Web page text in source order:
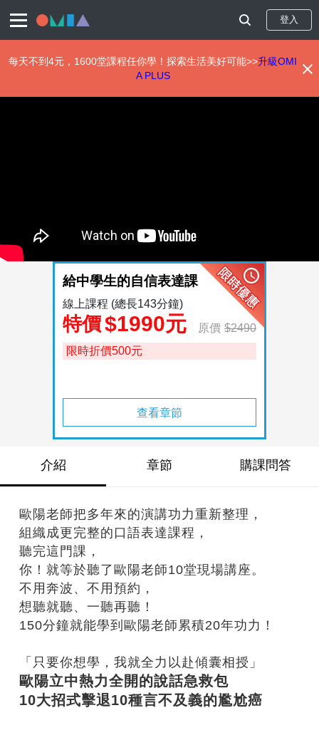
登入
每天不到4元，1600堂課程任你學！探索生活美好可能>>升級OMI
A PLUS
給中學生的自信表達課
線上課程 (總長143分鐘)
特價$1990元 原價 $2490
限時折價500元
查看章節
介紹 章節 購課問答
歐陽老師把多年來的演講功力重新整理，
組織成更完整的口語表達課程，
聽完這門課，
你！就等於聽了歐陽老師10堂現場講座。
不用奔波、不用預約，
想聽就聽、一聽再聽！
150分鐘就能學到歐陽老師累積20年功力！
「只要你想學，我就全力以赴傾囊相授」
歐陽立中熱力全開的說話急救包
10大招式擊退10種言不及義的尷尬癌